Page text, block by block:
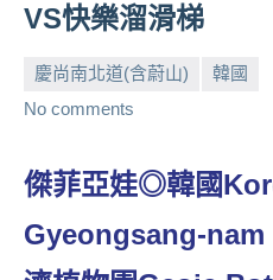
路、
遊
節
賓、
金
探
VS快樂溜滑梯
慶尚南北道(含蔚山) 韓國
No comments
傑菲亞娃◎韓國
Gyeongsang-